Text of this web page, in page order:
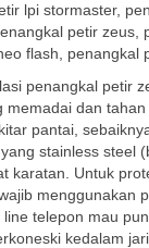
lpi stormaster,
petir zeus,
flash, penangkal
penangkal petir
memadai dan tahan
pantai,
stainless steel
karatan. Untuk
menggunakan
telepon mau
kedalam